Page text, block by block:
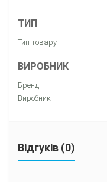
ТИП
Тип товару
ВИРОБНИК
Бренд
Виробник
Відгуків (0)